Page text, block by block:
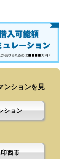
ンションを見
ション
西市